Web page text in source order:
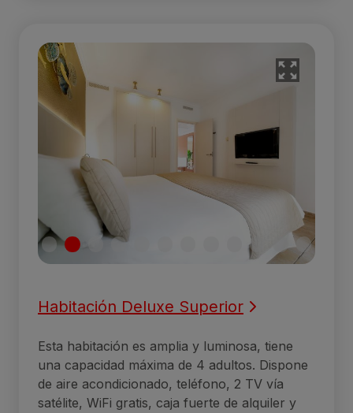
Habitación Deluxe Superior
Esta habitación es amplia y luminosa, tiene
una capacidad máxima de 4 adultos. Dispone
de aire acondicionado, teléfono, 2 TV vía
satélite, WiFi gratis, caja fuerte de alquiler y